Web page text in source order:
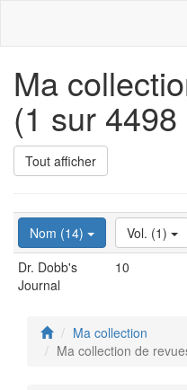
Ma
(1 sur
Tout afficher
Nom (14) Vol. (1)
Dr. Dobb's
Journal
10
Ma collection
Ma collection de